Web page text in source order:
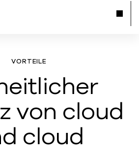
VORTEILE
von cloud
cloud